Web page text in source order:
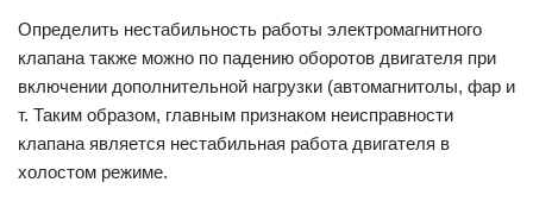
Определить нестабильность работы электромагнитного
клапана также можно по падению оборотов двигателя при
включении дополнительной нагрузки (автомагнитолы, фар и
т. Таким образом, главным признаком неисправности
клапана является нестабильная работа двигателя в
холостом режиме.